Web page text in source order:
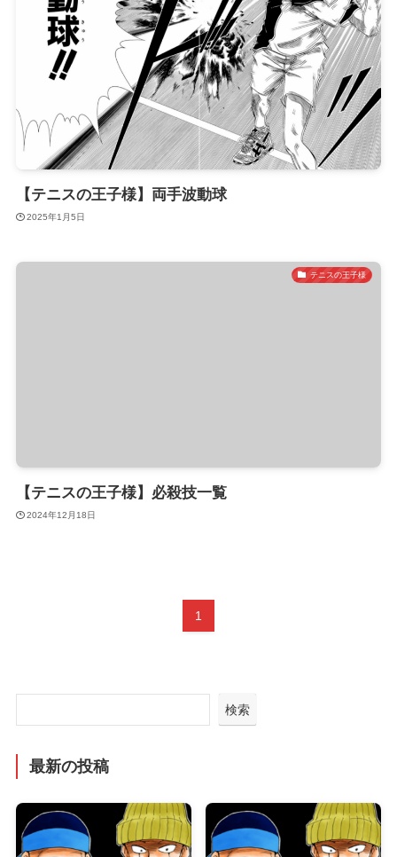
【テニスの王子様】両手波動球
2025年1月5日
テニスの王子様
【テニスの王子様】必殺技一覧
2024年12月18日
1
検索
最新の投稿